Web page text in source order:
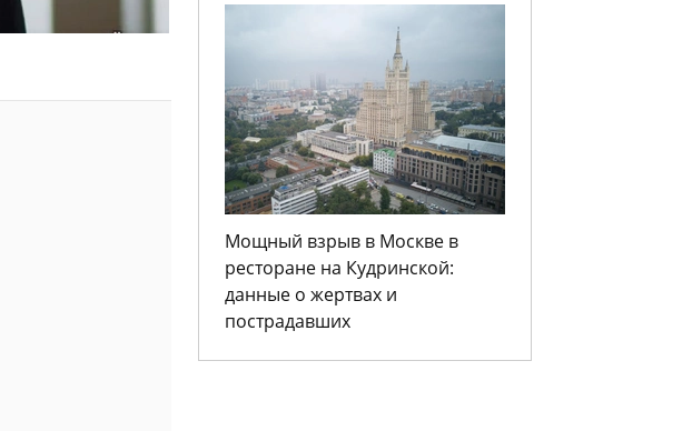
Мощный взрыв в Москве в
ресторане на Кудринской:
данные о жертвах и
пострадавших